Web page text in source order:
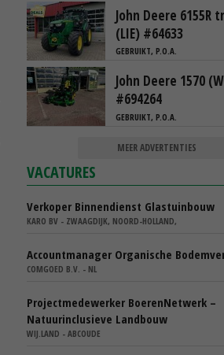
John Deere 6155R
(LIE) #64633
GEBRUIKT, P.O.A.
John Deere 1570
#694264
GEBRUIKT, P.O.A.
MEER ADVERTENTIES
VACATURES
Verkoper Binnendienst Glastuinbouw
KARO BV - ZWAAGDIJK, NOORD-HOLLAND,
Accountmanager Organische
COMGOED B.V. - NL
Projectmedewerker BoerenNetwerk –
Natuurinclusieve Landbouw
WIJ.LAND - ABCOUDE